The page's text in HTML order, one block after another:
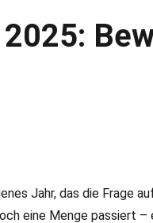
Jahr, das die Frage
eine Menge passiert –